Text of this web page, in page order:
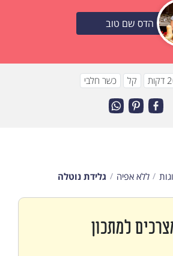
הדס שם טוב
קל כשר חלבי
ללא אפיה גלידת נוטלה
למתכון